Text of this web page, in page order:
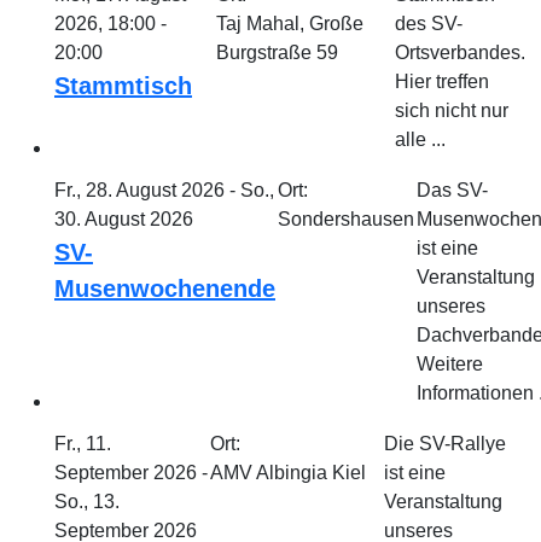
2026, 18:00 -
20:00
Stammtisch
Taj Mahal, Große
Burgstraße 59
des SV-
Ortsverbandes.
Hier treffen
sich nicht nur
alle ...
Fr., 28. August 2026 - So.,
30. August 2026
SV-
Musenwochenende
Ort:
Sondershausen
Das SV-
ist eine
Veranstaltung
unseres
Weitere
Informationen
Fr., 11.
September 2026 -
So., 13.
September 2026
Ort:
AMV Albingia Kiel
Die SV-Rallye
ist eine
Veranstaltung
unseres